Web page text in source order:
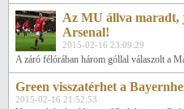
Az MU állva maradt,
Arsenal!
2015-02-16 23:09:29
A záró félórában három góllal válaszolt a
Green visszatérhet a
2015-02-16 21:52:53